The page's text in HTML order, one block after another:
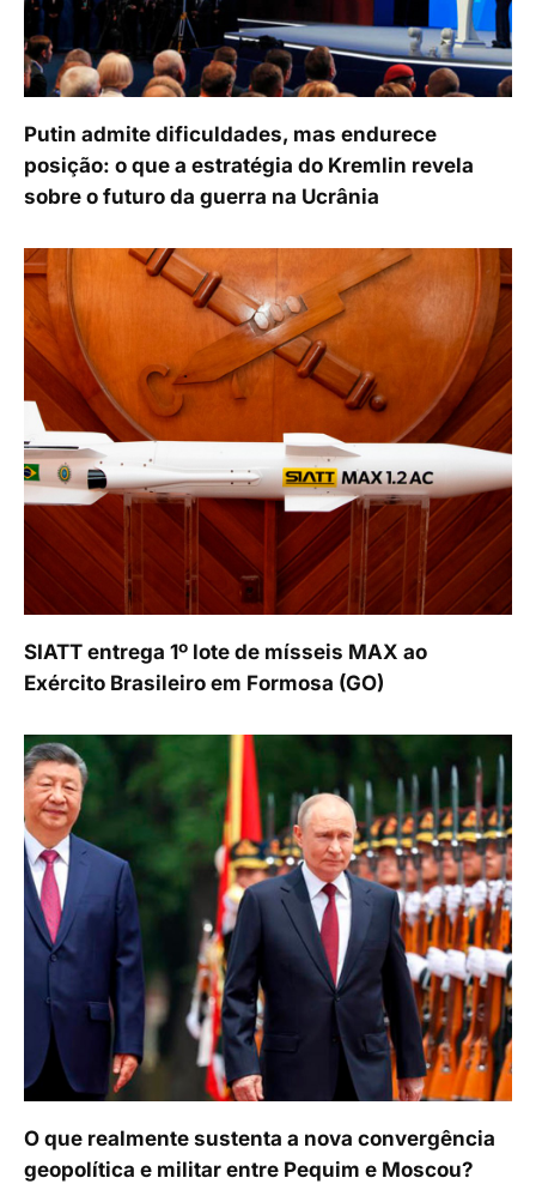
Putin admite dificuldades, mas endurece
posição: o que a estratégia do Kremlin revela
sobre o futuro da guerra na Ucrânia
SIATT entrega 1º lote de mísseis MAX ao
Exército Brasileiro em Formosa (GO)
O que realmente sustenta a nova convergência
geopolítica e militar entre Pequim e Moscou?